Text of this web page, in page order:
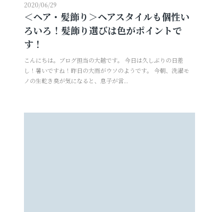
証明写真 シニア・還暦写真
2020/06/29
＜ヘア・髪飾り＞ヘアスタイルも個性い
ろいろ！髪飾り選びは色がポイントで
す！
こんにちは。ブログ担当の大越です。 今日は久しぶりの日差
し！暑いですね！昨日の大雨がウソのようです。 今朝、洗濯モ
ノの生乾き臭が気になると、息子が言...